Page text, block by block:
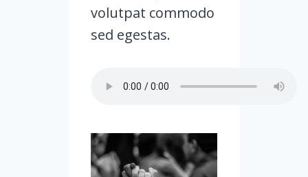
volutpat commodo
sed egestas.